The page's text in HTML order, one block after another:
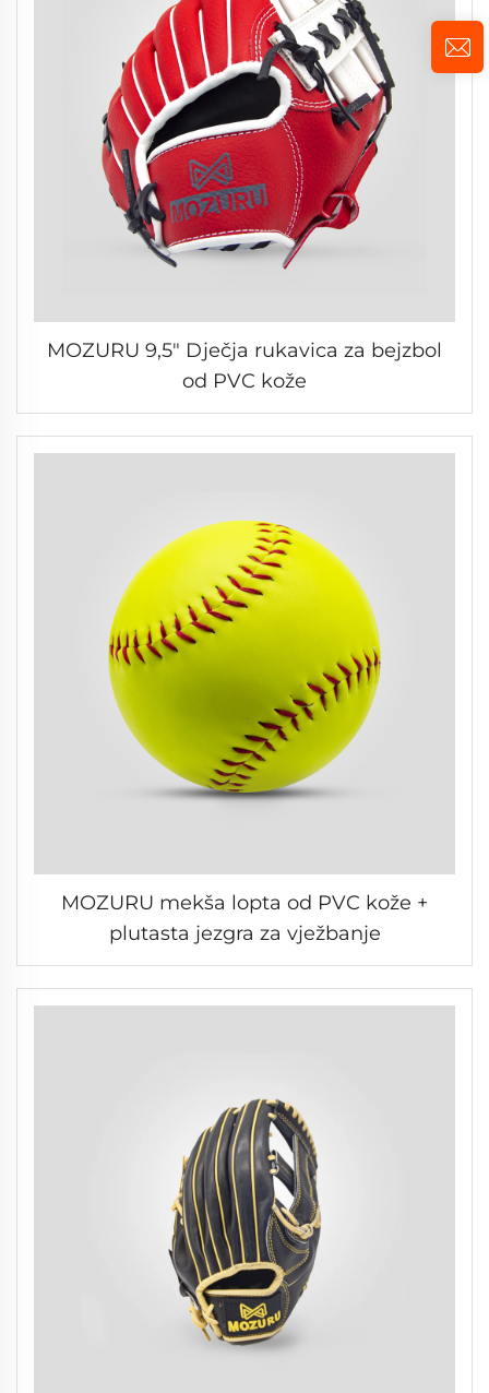
MOZURU 9,5" Dječja rukavica za bejzbol
od PVC kože
MOZURU mekša lopta od PVC kože +
plutasta jezgra za vježbanje